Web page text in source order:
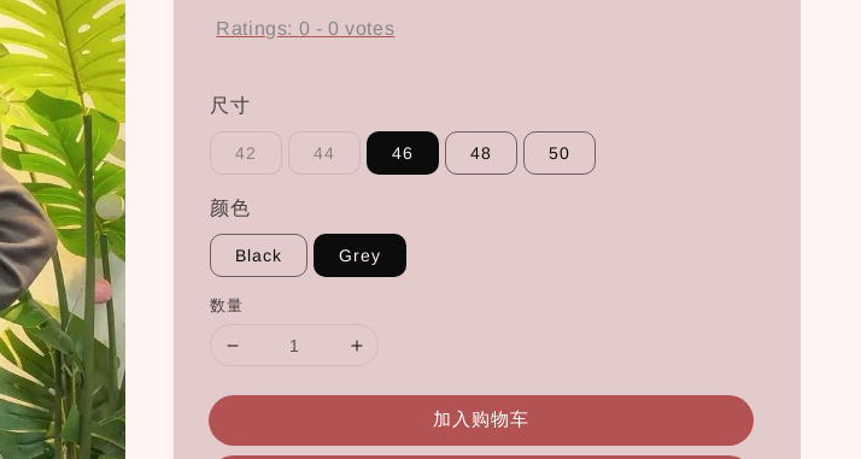
Ratings: 0 -0 votes
尺寸
42 44 46 48 50
颜色
Black Grey
数量
加入购物车